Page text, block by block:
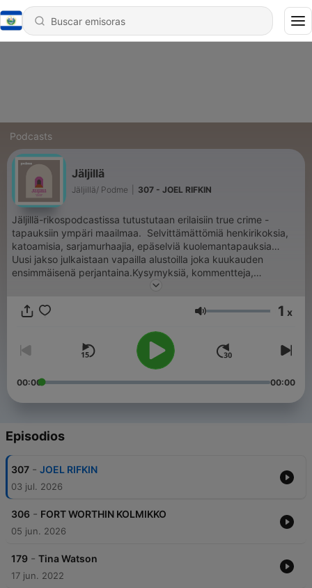
Podcasts
Jäljillä
Jäljillä/ Podme 307 - JOEL RIFKIN
Jäljillä-rikospodcastissa tutustutaan erilaisiin true crime -
tapauksiin ympäri maailmaa. Selvittämättömiä henkirikoksia,
katoamisia, sarjamurhaajia, epäselviä kuolemantapauksia…
Uusi jakso julkaistaan vapailla alustoilla joka kuukauden
ensimmäisenä perjantaina.Kysymyksiä, kommentteja,
palautteita, ideoita: jaljillapodcast@gmail.comHUOM! Nyt
Jäljillä-podcastin tuoreet jaksot löydät Podmesta, ja mikä
lisää, sitä löytyy yllin kyllin osoitteesta podme.com.
Volumen 1 x
00:00 00:00
Episodios
307 - JOEL RIFKIN
03 jul. 2026
306 - FORT WORTHIN KOLMIKKO
05 jun. 2026
179 - Tina Watson
17 jun. 2022